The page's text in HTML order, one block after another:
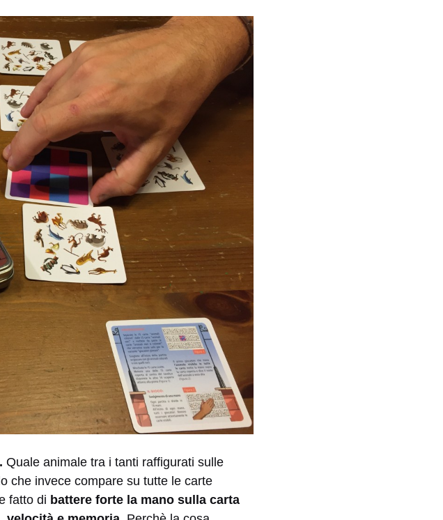
Quale animale tra i tanti raffigurati sulle
che invece compare su tutte le carte
fatto di battere forte la mano sulla carta